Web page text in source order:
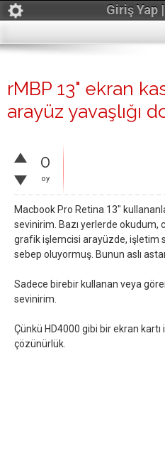
Giriş Yap |
rMBP 13" ekran
arayüz yavaşlığı
0
oy
Macbook Pro Retina 13"
sevinirim. Bazı yerlerde okudum,
grafik işlemcisi arayüzde, işletim
sebep oluyormuş. Bunun aslı
Sadece birebir kullanan veya
sevinirim.
Çünkü HD4000 gibi bir ekran
çözünürlük.